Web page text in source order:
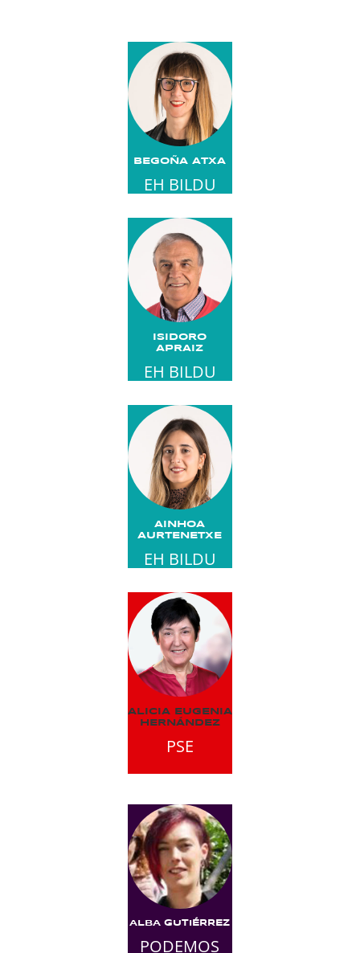
BEGOÑA ATXA
EH BILDU
ISIDORO
APRAIZ
EH BILDU
AINHOA
AURTENETXE
EH BILDU
ALICIA EUGENIA
HERNÁNDEZ
PSE
ALBA GUTIÉRREZ
PODEMOS